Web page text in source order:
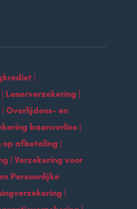
|
Lenerverzekering |
Overlijdens- en
baanverlies |
op afbetaling |
| Verzekering voor
Persoonlijke
|